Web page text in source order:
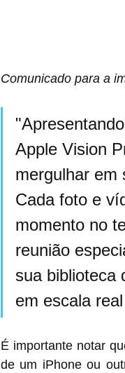
Comunicado para a
Apple Vision
mergulhar em
Cada foto e
momento no
reunião
sua biblioteca
em escala
É importante notar
de um iPhone ou